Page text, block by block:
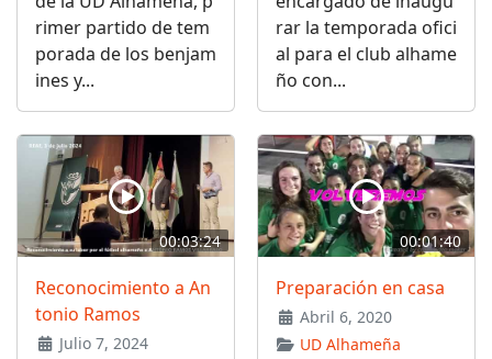
rimer partido de tem
porada de los benjam
ines y...
rar la temporada ofici
al para el club alhame
ño con...
00:03:24
Reconocimiento a An
tonio Ramos
Julio 7, 2024
00:01:40
Preparación en casa
Abril 6, 2020
UD Alhameña